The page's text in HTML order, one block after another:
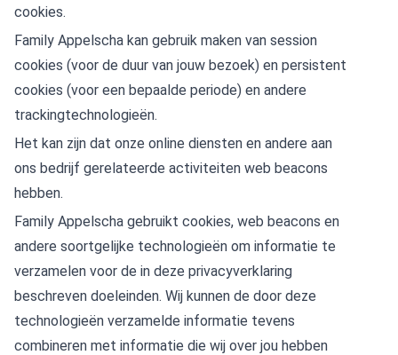
cookies.
Family Appelscha kan gebruik maken van session
cookies (voor de duur van jouw bezoek) en persistent
cookies (voor een bepaalde periode) en andere
trackingtechnologieën.
Het kan zijn dat onze online diensten en andere aan
ons bedrijf gerelateerde activiteiten web beacons
hebben.
Family Appelscha gebruikt cookies, web beacons en
andere soortgelijke technologieën om informatie te
verzamelen voor de in deze privacyverklaring
beschreven doeleinden. Wij kunnen de door deze
technologieën verzamelde informatie tevens
combineren met informatie die wij over jou hebben